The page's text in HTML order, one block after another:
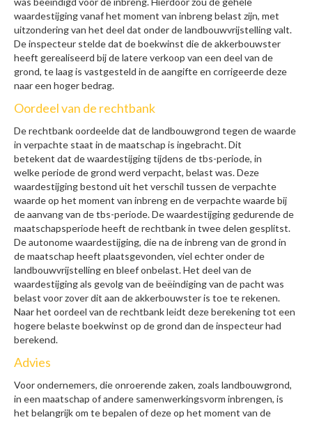
waardestijging vanaf het moment van inbreng belast zijn, met
uitzondering van het deel dat onder de landbouwvrijstelling valt.
De inspecteur stelde dat de boekwinst die de akkerbouwster
heeft gerealiseerd bij de latere verkoop van een deel van de
grond, te laag is vastgesteld in de aangifte en corrigeerde deze
naar een hoger bedrag.
Oordeel van de rechtbank
De rechtbank oordeelde dat de landbouwgrond tegen de waarde
in verpachte staat in de maatschap is ingebracht. Dit
betekent dat de waardestijging tijdens de tbs-periode, in
welke periode de grond werd verpacht, belast was. Deze
waardestijging bestond uit het verschil tussen de verpachte
waarde op het moment van inbreng en de verpachte waarde bij
de aanvang van de tbs-periode. De waardestijging gedurende de
maatschapsperiode heeft de rechtbank in twee delen gesplitst.
De autonome waardestijging, die na de inbreng van de grond in
de maatschap heeft plaatsgevonden, viel echter onder de
landbouwvrijstelling en bleef onbelast. Het deel van de
waardestijging als gevolg van de beëindiging van de pacht was
belast voor zover dit aan de akkerbouwster is toe te rekenen.
Naar het oordeel van de rechtbank leidt deze berekening tot een
hogere belaste boekwinst op de grond dan de inspecteur had
berekend.
Advies
Voor ondernemers, die onroerende zaken, zoals landbouwgrond,
in een maatschap of andere samenwerkingsvorm inbrengen, is
het belangrijk om te bepalen of deze op het moment van de